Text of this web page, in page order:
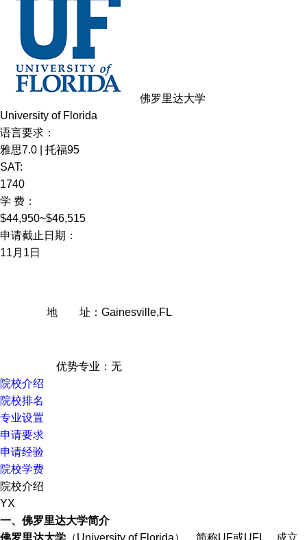
佛罗里达大学
University of Florida
语言要求：
雅思7.0 | 托福95
SAT:
1740
学 费：
$44,950~$46,515
申请截止日期：
11月1日
地 址：Gainesville,FL
优势专业：无
院校介绍
院校排名
专业设置
申请要求
申请经验
院校学费
院校介绍
YX
一、佛罗里达大学简介
佛罗里达大学 （University of Florida），简称UF或UFL，成立